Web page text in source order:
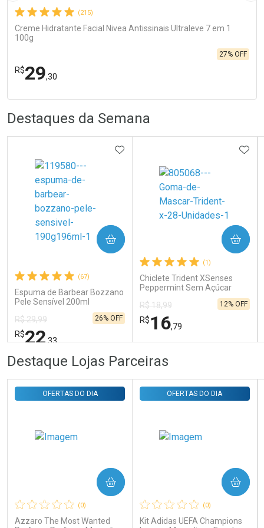
(215)
Creme Hidratante Facial Nivea Antissinais Ultraleve 7 em 1
100g
R$29,30
27% OFF
Laboratório
Ativar Desconto
Comprar sem Desconto
Por R$ 29,30/cada
Por Menos
Comprar sem Desconto
Por R$ 29,30/cada
Destaques da Semana
(67)
Espuma de Barbear Bozzano
Pele Sensível 200ml
R$ 29,99
R$22,33
26% OFF
ADICIONAR AOS FAVORITOS
COMPRAR
FECHAR
Laboratório
Comprar sem Desconto
FECHAR
Por Menos
Comprar sem Desconto
(1)
Chiclete Trident XSenses
Peppermint Sem Açúcar
R$ 18,99
R$16,79
12% OFF
COMPRAR
Comprar sem Desconto
Por Menos
Comprar sem Desconto
Destaque Lojas Parceiras
(0)
Azzaro The Most Wanted
OFERTAS DO DIA
COMPRAR
(0)
Kit Adidas UEFA Champions
OFERTAS DO DIA
COMPRAR